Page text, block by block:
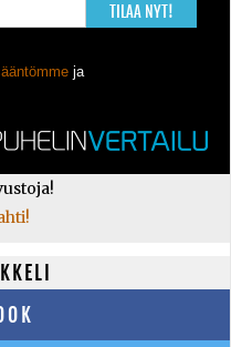
TILAA NYT!
ja